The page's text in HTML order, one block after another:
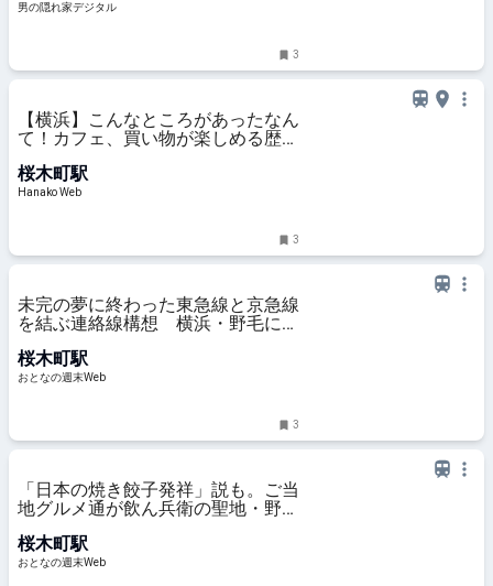
男の隠れ家デジタル
3
【横浜】こんなところがあったなん
て！カフェ、買い物が楽しめる歴史
桜木町駅
Hanako Web
3
未完の夢に終わった東急線と京急線
を結ぶ連絡線構想 横浜・野毛に新
ルの鉄道延伸計画
桜木町駅
おとなの週末Web
3
「日本の焼き餃子発祥」説も。ご当
地グルメ通が飲ん兵衛の聖地・野毛
桜木町駅
おとなの週末Web